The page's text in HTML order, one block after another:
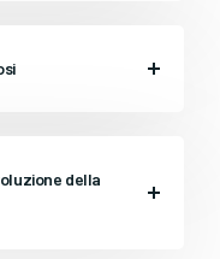
della